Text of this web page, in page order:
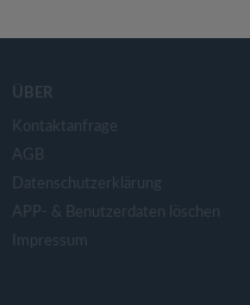
ÜBER
Kontaktanfrage
AGB
Datenschutzerklärung
APP- & Benutzerdaten löschen
Impressum